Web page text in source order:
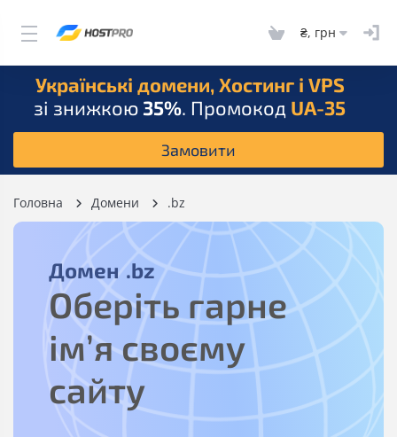
₴, грн
Українські домени, Хостинг і VPS
зі знижкою 35%. Промокод UA-35
Замовити
Головна Домени .bz
Домен .bz
Оберіть гарне
ім’я своєму
сайту